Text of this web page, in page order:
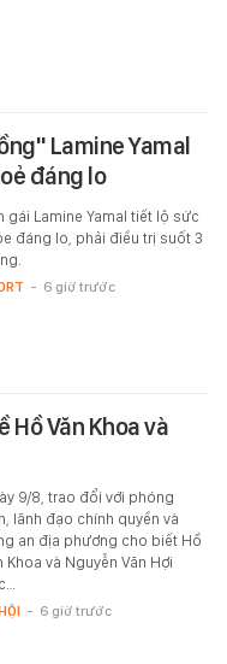
Lamine Yamal
đáng lo
gái Lamine Yamal tiết lộ sức
đáng lo, phải điều trị suốt 3
- 6 giờ trước
Hồ Văn Khoa và
9/8, trao đổi với phóng
lãnh đạo chính quyền và
an địa phương cho biết Hồ
Khoa và Nguyễn Văn Hợi
- 6 giờ trước